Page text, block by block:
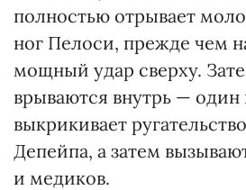
полностью отрывает
ног Пелоси, прежде чем
мощный удар сверху.
врываются внутрь — один
выкрикивает
Депейпа, а затем
и медиков.